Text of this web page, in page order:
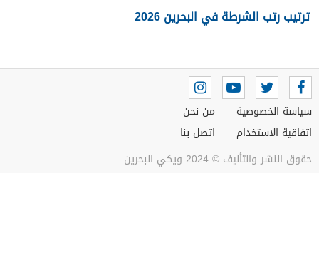
ترتيب رتب الشرطة في البحرين 2026
سياسة الخصوصية
اتفاقية الاستخدام
من نحن
اتصل بنا
حقوق النشر والتأليف © 2024 ويكي البحرين